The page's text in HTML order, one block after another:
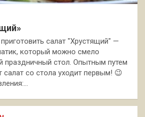
салат "Хрустящий" —
который можно смело
праздничный стол. Опытным путем
салат со стола уходит первым! 😉